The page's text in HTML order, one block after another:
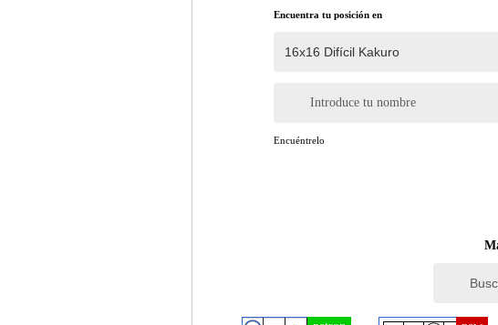
Encuentra tu posición en
Introduce tu nombre
Encuéntrelo